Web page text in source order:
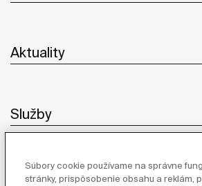
Aktuality
Služby
Dodávatelia
Súbory cookie používame na správne
stránky, prispôsobenie obsahu a reklám,